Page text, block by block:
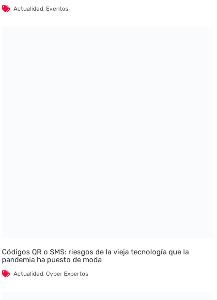
Actualidad, Eventos
Códigos QR o SMS: riesgos de la vieja tecnología que la
pandemia ha puesto de moda
Actualidad,Cyber Expertos